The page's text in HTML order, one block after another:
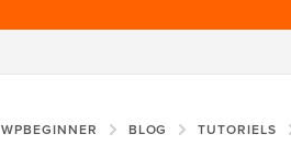
WPBEGINNER BLOG TUTORIELS